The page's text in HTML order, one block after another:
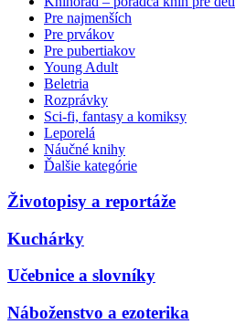
Pre najmenších
Pre prvákov
Pre pubertiakov
Young Adult
Beletria
Rozprávky
Sci-fi, fantasy a komiksy
Leporelá
Náučné knihy
Ďalšie kategórie
Životopisy a reportáže
Kuchárky
Učebnice a slovníky
Náboženstvo a ezoterika